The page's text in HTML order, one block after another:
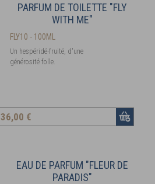
PARFUM DE TOILETTE "FLY
WITH ME"
FLY10 - 100ML
Un hespéridé-fruité, d'une
générosité folle.
36,00 €
EAU DE PARFUM "FLEUR DE
PARADIS"